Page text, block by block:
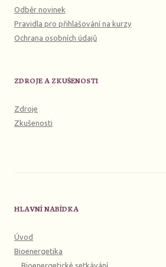
Odběr novinek
Pravidla pro přihlašování na kurzy
Ochrana osobních údajů
ZDROJE A ZKUŠENOSTI
Zdroje
Zkušenosti
HLAVNÍ NABÍDKA
Úvod
Bioenergetika
Bioenergetické setkávání